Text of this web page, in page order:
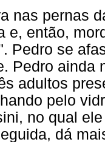
nas pernas
e, então,
Pedro se
Pedro ainda
adultos
pelo
no qual
dá